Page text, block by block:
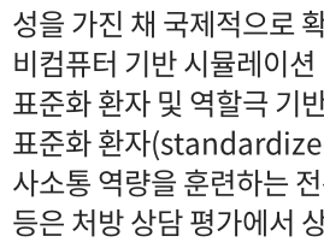
성을 가진 채 국제적으로
비컴퓨터 기반 시뮬레이션
표준화 환자 및 역할극 기
표준화 환자
사소통 역량을 훈련하는
등은 처방 상담 평가에서